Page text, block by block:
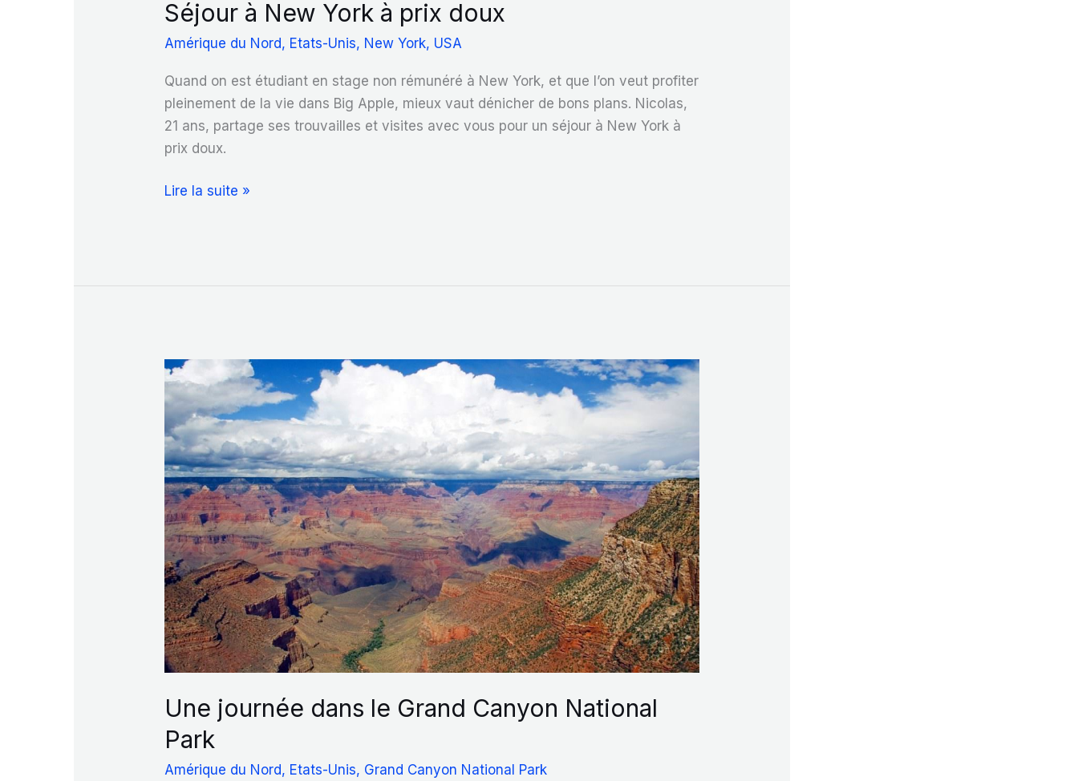
Séjour à New York à prix doux
Amérique du Nord, Etats-Unis, New York, USA
Quand on est étudiant en stage non rémunéré à New York, et que l’on veut profiter
pleinement de la vie dans Big Apple, mieux vaut dénicher de bons plans. Nicolas,
21 ans, partage ses trouvailles et visites avec vous pour un séjour à New York à
prix doux.
Séjour
Lire la suite »
Une journée dans le Grand Canyon National
Park
Amérique du Nord, Etats-Unis, Grand Canyon National Park